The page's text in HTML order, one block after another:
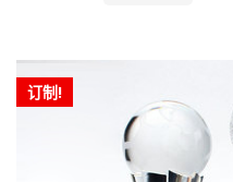
订制!